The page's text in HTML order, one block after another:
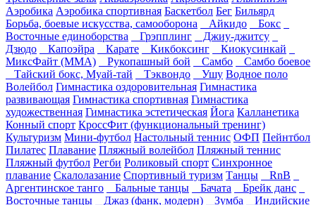
Аэробика Аэробика спортивная Баскетбол Бег Бильярд
Борьба, боевые искусства, самооборона
Айкидо
Бокс
Восточные единоборства
Грэпплинг
Джиу-джитсу
Дзюдо
Капоэйра Карате Кикбоксинг
Киокусинкай
МиксФайт (ММА)
Рукопашный бой Самбо
Самбо боевое
Тайский бокс, Муай-тай
Тэквондо Ушу Водное поло
Волейбол Гимнастика оздоровительная Гимнастика
развивающая Гимнастика спортивная Гимнастика
художественная Гимнастика эстетическая Йога Калланетика
Конный спорт КроссФит (функциональный тренинг)
Культуризм Мини-футбол Настольный теннис ОФП Пейнтбол
Пилатес Плавание Пляжный волейбол Пляжный теннис
Пляжный футбол Регби Роликовый спорт Синхронное
плавание Скалолазание Спортивный туризм Танцы
RnB
Аргентинское танго
Бальные танцы Бачата
Брейк данс
Восточные танцы
Джаз (фанк, модерн) Зумба
Индийские